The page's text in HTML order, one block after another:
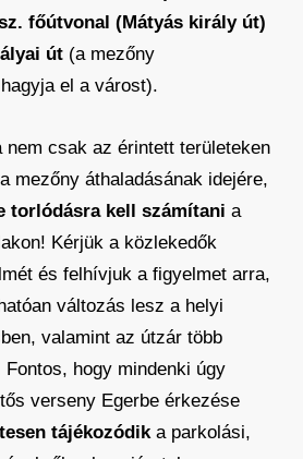
főútvonal (Mátyás király út)
út (a mezőny
el a várost).
nem csak az érintett területeken
mezőny áthaladásának idejére,
torlódásra kell számítani a
Kérjük a közlekedők
és felhívjuk a figyelmet arra,
változás lesz a helyi
valamint az útzár több
hogy mindenki úgy
verseny Egerbe érkezése
tájékozódika parkolási,